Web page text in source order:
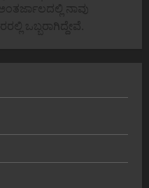
ನಾವು
ಒಬ್ಬರಾಗಿದ್ದೇವೆ.